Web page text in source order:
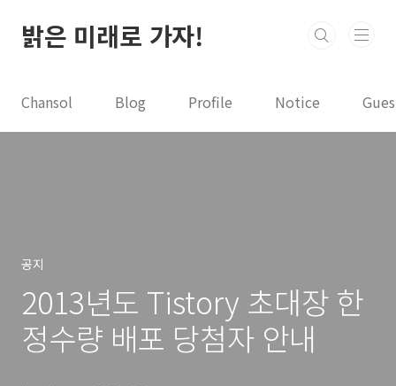
밝은 미래로 가자!
Chansol Blog Profile Notice
공지
2013년도 Tistory 초대장 한
정수량 배포 당첨자 안내